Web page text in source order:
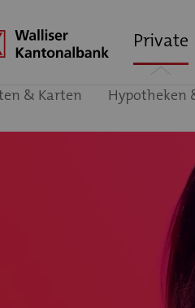
Private
& Karten Hypotheken